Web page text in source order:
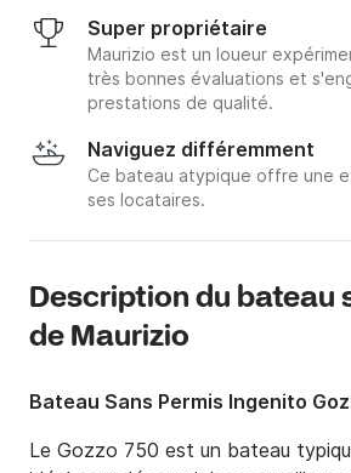
Super propriétaire
Maurizio est un loueur
très bonnes évaluations et
prestations de qualité.
Naviguez différemment
Ce bateau atypique offre une
ses locataires.
Description du bateau
de Maurizio
Bateau Sans Permis Ingenito
Le Gozzo 750 est un bateau